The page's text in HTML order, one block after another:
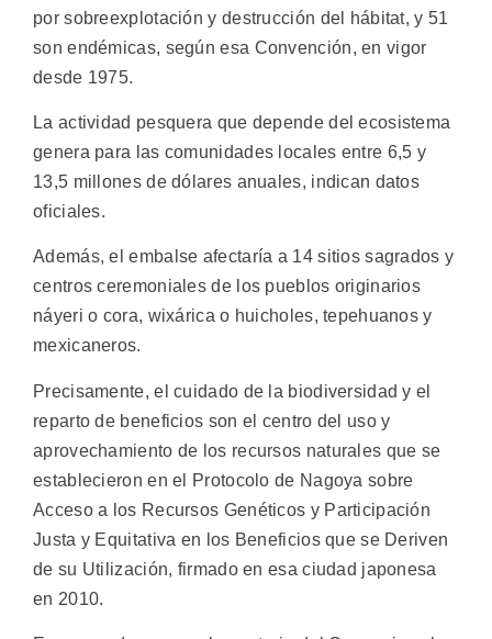
por sobreexplotación y destrucción del hábitat, y 51
son endémicas, según esa Convención, en vigor
desde 1975.
La actividad pesquera que depende del ecosistema
genera para las comunidades locales entre 6,5 y
13,5 millones de dólares anuales, indican datos
oficiales.
Además, el embalse afectaría a 14 sitios sagrados y
centros ceremoniales de los pueblos originarios
náyeri o cora, wixárica o huicholes, tepehuanos y
mexicaneros.
Precisamente, el cuidado de la biodiversidad y el
reparto de beneficios son el centro del uso y
aprovechamiento de los recursos naturales que se
establecieron en el Protocolo de Nagoya sobre
Acceso a los Recursos Genéticos y Participación
Justa y Equitativa en los Beneficios que se Deriven
de su Utilización, firmado en esa ciudad japonesa
en 2010.